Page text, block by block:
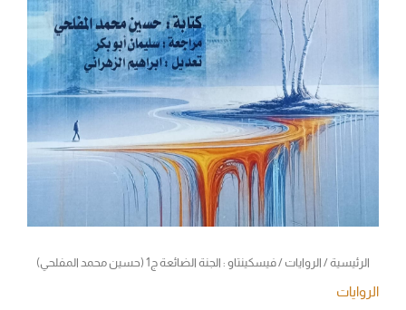
الرئيسية/ الروايات / فيسكينتاو : الجنة الضائعة ج1 (حسين محمد المفلحي)
الروايات